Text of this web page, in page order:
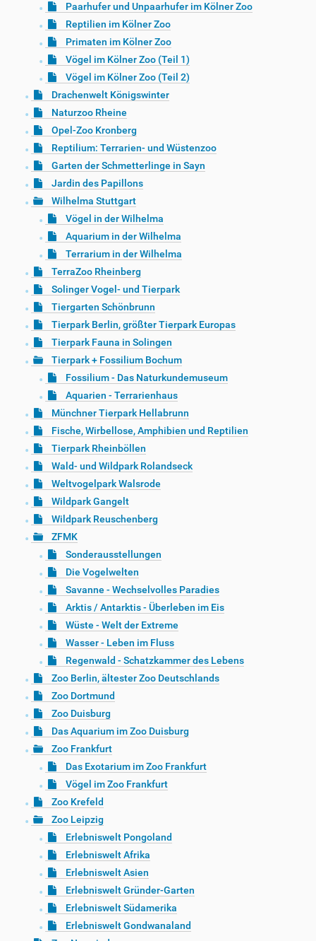
Paarhufer und Unpaarhufer im Kölner Zoo
Reptilien im Kölner Zoo
Primaten im Kölner Zoo
Vögel im Kölner Zoo (Teil 1)
Vögel im Kölner Zoo (Teil 2)
Drachenwelt Königswinter
Naturzoo Rheine
Opel-Zoo Kronberg
Reptilium: Terrarien- und Wüstenzoo
Garten der Schmetterlinge in Sayn
Jardin des Papillons
Wilhelma Stuttgart
Vögel in der Wilhelma
Aquarium in der Wilhelma
Terrarium in der Wilhelma
TerraZoo Rheinberg
Solinger Vogel- und Tierpark
Tiergarten Schönbrunn
Tierpark Berlin, größter Tierpark Europas
Tierpark Fauna in Solingen
Tierpark + Fossilium Bochum
Fossilium - Das Naturkundemuseum
Aquarien - Terrarienhaus
Münchner Tierpark Hellabrunn
Fische, Wirbellose, Amphibien und Reptilien
Tierpark Rheinböllen
Wald- und Wildpark Rolandseck
Weltvogelpark Walsrode
Wildpark Gangelt
Wildpark Reuschenberg
ZFMK
Sonderausstellungen
Die Vogelwelten
Savanne - Wechselvolles Paradies
Arktis / Antarktis - Überleben im Eis
Wüste - Welt der Extreme
Wasser - Leben im Fluss
Regenwald - Schatzkammer des Lebens
Zoo Berlin, ältester Zoo Deutschlands
Zoo Dortmund
Zoo Duisburg
Das Aquarium im Zoo Duisburg
Zoo Frankfurt
Das Exotarium im Zoo Frankfurt
Vögel im Zoo Frankfurt
Zoo Krefeld
Zoo Leipzig
Erlebniswelt Pongoland
Erlebniswelt Afrika
Erlebniswelt Asien
Erlebniswelt Gründer-Garten
Erlebniswelt Südamerika
Erlebniswelt Gondwanaland